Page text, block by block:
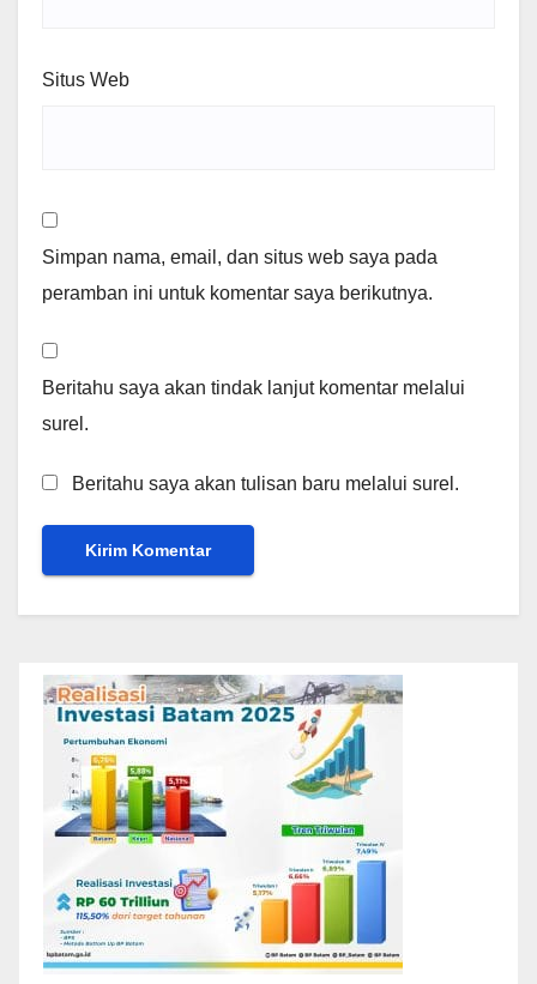
Situs Web
Simpan nama, email, dan situs web saya pada
peramban ini untuk komentar saya berikutnya.
Beritahu saya akan tindak lanjut komentar melalui
surel.
Beritahu saya akan tulisan baru melalui surel.